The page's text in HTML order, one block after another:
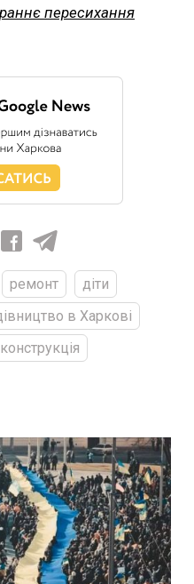
пересихання
ремонт
діти
в Харкові